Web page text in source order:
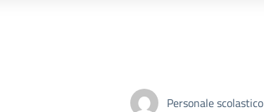
Personale scolastico